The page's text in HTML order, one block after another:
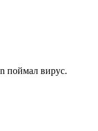
поймал вирус.